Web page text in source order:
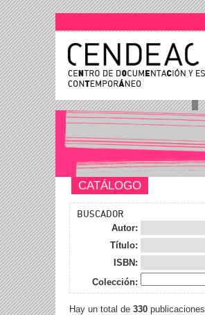
CATÁLOGO
BUSCADOR
Autor:
Título:
ISBN:
Colección:
Hay un total de 330 publicaciones